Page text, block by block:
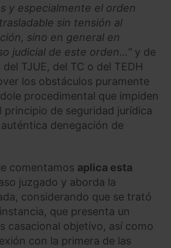
y especialmente el orden
sin tensión al
sino en general en
judicial de este orden…” y de
TJUE, del TC o del TEDH
los obstáculos puramente
procedimental que impiden
principio de seguridad jurídica
denegación de
comentamos aplica esta
juzgado y aborda la
considerando que se trató
que presenta un
casacional objetivo, así como
con la primera de las